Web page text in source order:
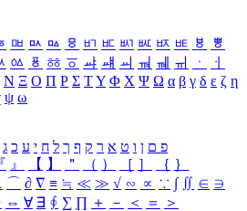
ㅮ ㅯ ㅰ ㅱ ㅲ ㅳ ㅴ ㅵ ㅶ ㅷ ㅸ
ㅹ
ㆃ ㆄ ㆅ ㆆ ㆇ ㆈ ㆉ ㆊ ㆋ ㆌ ㆍ
ㆎ
Ν Ξ Ο Π Ρ Σ ΤΥ Φ Χ Ψ Ω α β γ δ ε ζ η
ψ ω
פ ם ן ו ט א ר ק ף ך ל ח י ע כ ג
『 』 【 】 ＂ （ ） ［ ］ ｛ ｝
⌒ ∂ ∇ ≡ ≒ ≪ ≫ √ ∽ ∝ ∵ ∫ ∬ ∈ ∋
⇔ ∀ ∃ ∮ ∑ ∏ ＋ － ＜ ＝
＞